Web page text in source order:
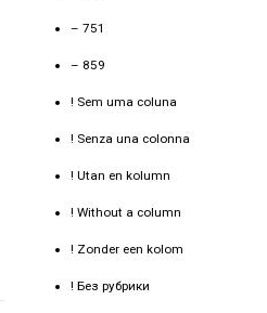
– 751
– 859
! Sem uma coluna
! Senza una colonna
! Utan en kolumn
! Without a column
! Zonder een kolom
! Без рубрики